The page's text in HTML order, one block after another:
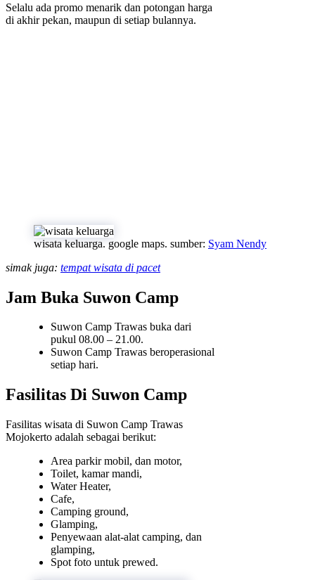
Selalu ada promo menarik dan potongan harga
di akhir pekan, maupun di setiap bulannya.
wisata keluarga. google maps. sumber: Syam Nendy
simak juga: tempat wisata di pacet
Jam Buka Suwon Camp
Suwon Camp Trawas buka dari
pukul 08.00 – 21.00.
Suwon Camp Trawas beroperasional
setiap hari.
Fasilitas Di Suwon Camp
Fasilitas wisata di Suwon Camp Trawas
Mojokerto adalah sebagai berikut:
Area parkir mobil, dan motor,
Toilet, kamar mandi,
Water Heater,
Cafe,
Camping ground,
Glamping,
Penyewaan alat-alat camping, dan
glamping,
Spot foto untuk prewed.